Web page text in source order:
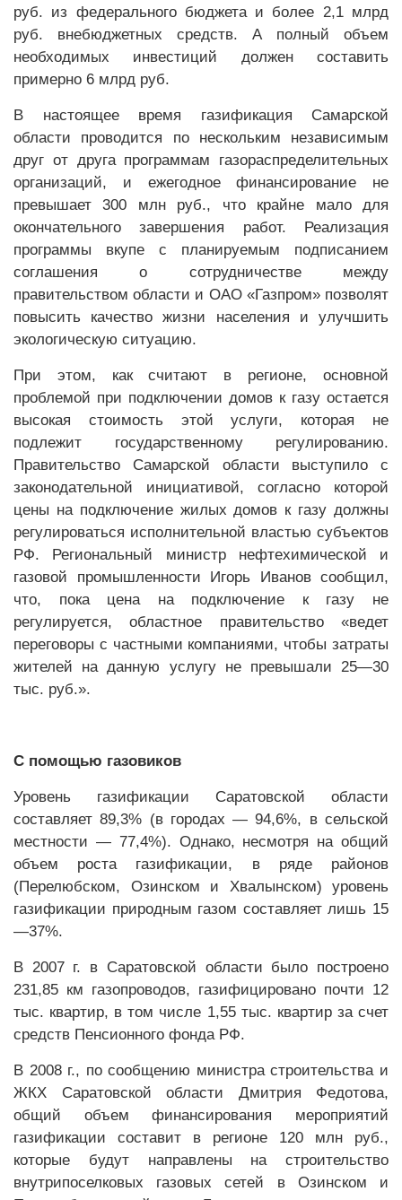
руб. из федерального бюджета и более 2,1 млрд
руб. внебюджетных средств. А полный объем
необходимых инвестиций должен составить
примерно 6 млрд руб.
В настоящее время газификация Самарской
области проводится по нескольким независимым
друг от друга программам газораспределительных
организаций, и ежегодное финансирование не
превышает 300 млн руб., что крайне мало для
окончательного завершения работ. Реализация
программы вкупе с планируемым подписанием
соглашения о сотрудничестве между
правительством области и ОАО «Газпром» позволят
повысить качество жизни населения и улучшить
экологическую ситуацию.
При этом, как считают в регионе, основной
проблемой при подключении домов к газу остается
высокая стоимость этой услуги, которая не
подлежит государственному регулированию.
Правительство Самарской области выступило с
законодательной инициативой, согласно которой
цены на подключение жилых домов к газу должны
регулироваться исполнительной властью субъектов
РФ. Региональный министр нефтехимической и
газовой промышленности Игорь Иванов сообщил,
что, пока цена на подключение к газу не
регулируется, областное правительство «ведет
переговоры с частными компаниями, чтобы затраты
жителей на данную услугу не превышали 25—30
тыс. руб.».
С помощью газовиков
Уровень газификации Саратовской области
составляет 89,3% (в городах — 94,6%, в сельской
местности — 77,4%). Однако, несмотря на общий
объем роста газификации, в ряде районов
(Перелюбском, Озинском и Хвалынском) уровень
газификации природным газом составляет лишь 15
—37%.
В 2007 г. в Саратовской области было построено
231,85 км газопроводов, газифицировано почти 12
тыс. квартир, в том числе 1,55 тыс. квартир за счет
средств Пенсионного фонда РФ.
В 2008 г., по сообщению министра строительства и
ЖКХ Саратовской области Дмитрия Федотова,
общий объем финансирования мероприятий
газификации составит в регионе 120 млн руб.,
которые будут направлены на строительство
внутрипоселковых газовых сетей в Озинском и